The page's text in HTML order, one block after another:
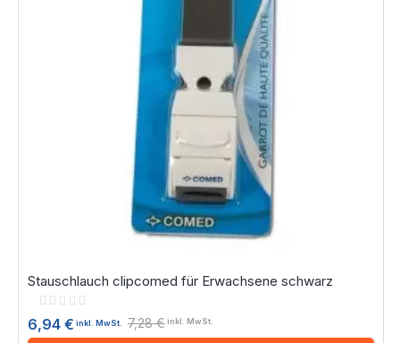
Stauschlauch clipcomed für Erwachsene schwarz
Rating:
6,94 € inkl. MwSt. 7,28 €inkl. MwSt.